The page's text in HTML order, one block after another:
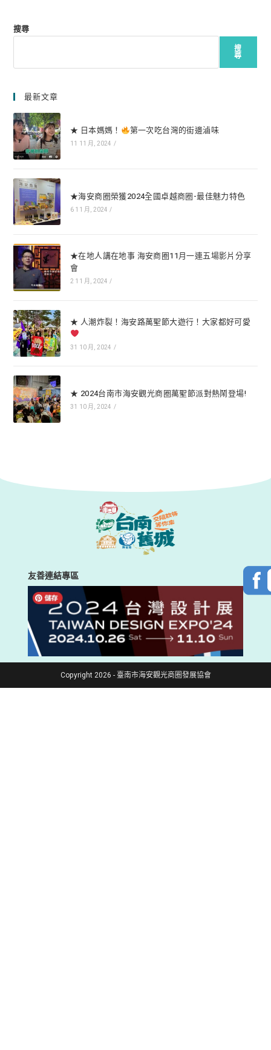
搜尋
搜
尋
最新文章
★ 日本媽媽！ 第一次吃台灣的街邊滷味
11 11 月, 2024 /
★海安商圈榮獲2024全國卓越商圈-最佳魅力特色
6 11 月, 2024 /
★在地人講在地事 海安商圈11月一連五場影片分享
會
2 11 月, 2024 /
★ 人潮炸裂！海安路萬聖節大遊行！大家都好可愛
31 10 月, 2024 /
★ 2024台南市海安觀光商圈萬聖節派對熱鬧登場!
31 10 月, 2024 /
友善連結專區
Copyright 2026 - 臺南市海安觀光商圈發展協會